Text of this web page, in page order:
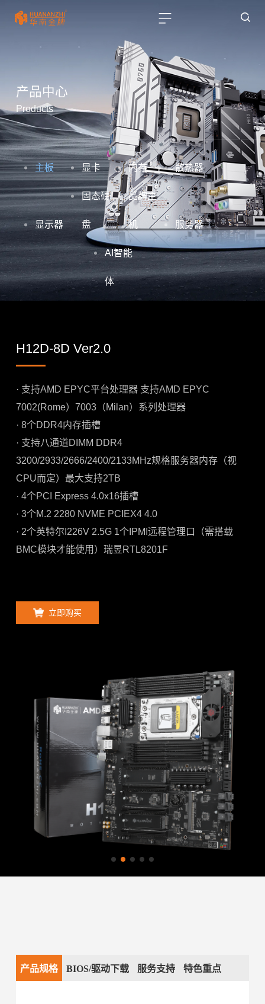
产品中心
Products
主板 显卡 内存 散热器
显示器
固态硬
盘
品牌主
机 服务器
AI智能
体
H12D-8D Ver2.0
· 支持AMD EPYC平台处理器 支持AMD EPYC
7002(Rome）7003（Milan）系列处理器
· 8个DDR4内存插槽
· 支持八通道DIMM DDR4
3200/2933/2666/2400/2133MHz规格服务器内存（视
CPU而定）最大支持2TB
· 4个PCI Express 4.0x16插槽
· 3个M.2 2280 NVME PCIEX4 4.0
· 2个英特尔I226V 2.5G 1个IPMI远程管理口（需搭载
BMC模块才能使用）瑞昱RTL8201F
立即购买
产品规格 BIOS/驱动下载 服务支持 特色重点